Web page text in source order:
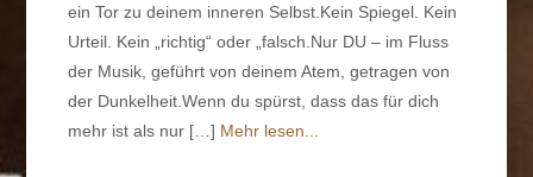
ein Tor zu deinem inneren Selbst.Kein Spiegel. Kein
Urteil. Kein „richtig“ oder „falsch.Nur DU – im Fluss
der Musik, geführt von deinem Atem, getragen von
der Dunkelheit.Wenn du spürst, dass das für dich
mehr ist als nur […] Mehr lesen...